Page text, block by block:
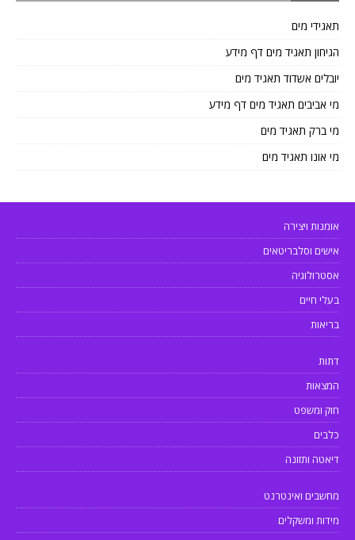
תאגידי מים
הגיחון תאגיד מים דף מידע
יובלים אשדוד תאגיד מים
מי אביבים תאגיד מים דף מידע
מי ברק תאגיד מים
מי אונו תאגיד מים
אומנות ויצירה
אישים וסלבריטאים
אסטרולוגיה
בעלי חיים
בריאות
דתות
המצאות
חוק ומשפט
כלבים
דיאטה ותזונה
מחשבים ואינטרנט
מידות ומשקלים